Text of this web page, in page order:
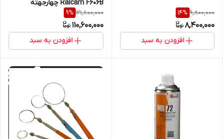
9,800,000
14%
8,400,000
افزودن به سبد
Ralcam F606B چهارجهته
121,800,000
9%
110,600,000
افزودن به سبد